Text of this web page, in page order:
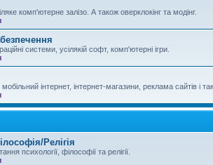
комп'ютерне залізо. А також оверклокінг та модінг.
системи, усілякій софт, комп'ютерні ігри.
інтернет, інтернет-магазини, реклама сайтів і
Релігія
психології, філософії та релігії.